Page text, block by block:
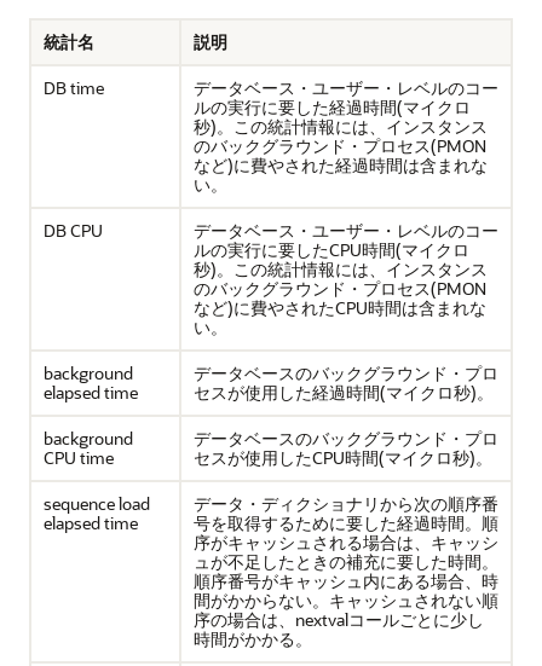
統計名
説明
DB time
データベース・ユーザー・レベルのコー
ルの実行に要した経過時間(マイクロ
秒)。この統計情報には、インスタンス
のバックグラウンド・プロセス(PMON
など)に費やされた経過時間は含まれな
い。
DB CPU
データベース・ユーザー・レベルのコー
ルの実行に要したCPU時間(マイクロ
秒)。この統計情報には、インスタンス
のバックグラウンド・プロセス(PMON
など)に費やされたCPU時間は含まれな
い。
background
elapsed time
データベースのバックグラウンド・プロ
セスが使用した経過時間(マイクロ秒)。
background
CPU time
データベースのバックグラウンド・プロ
セスが使用したCPU時間(マイクロ秒)。
sequence load
elapsed time
データ・ディクショナリから次の順序番
号を取得するために要した経過時間。順
序がキャッシュされる場合は、キャッシ
ュが不足したときの補充に要した時間。
順序番号がキャッシュ内にある場合、時
間がかからない。キャッシュされない順
序の場合は、nextvalコールごとに少し
時間がかかる。